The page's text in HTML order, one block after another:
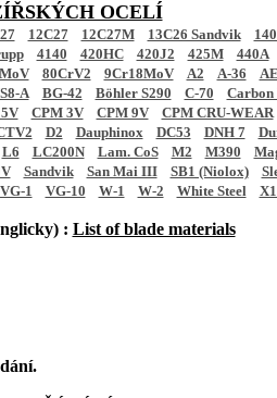
OCELÍ
12C27 12C27M 13C26 Sandvik
4140 420HC 420J2 425M 440A
80CrV2 9Cr18MoV A2 A-36
A BG-42 Böhler S290 C-70 Carbon
CPM 3V CPM 9V CPM CRU-WEAR
D2 Dauphinox DC53 DNH 7
L6 LC200N Lam. CoS M2 M390
Sandvik San Mai III SB1 (Niolox)
VG-1 VG-10 W-1 W-2 White Steel
: List of blade materials